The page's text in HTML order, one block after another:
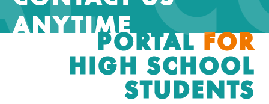
ANYTIME
PORTALFOR
HIGH SCHOOL
STUDENTS